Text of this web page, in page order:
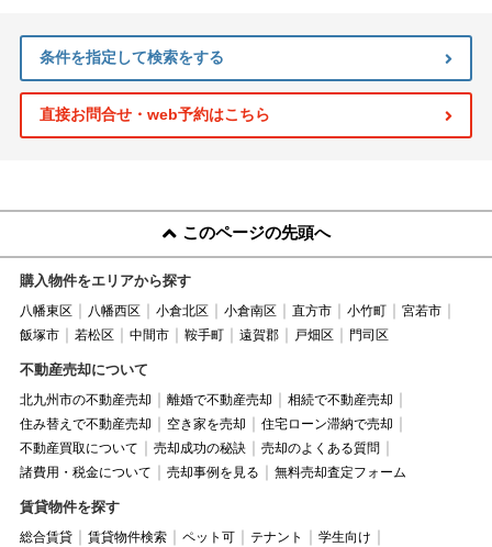
条件を指定して検索をする
直接お問合せ・web予約はこちら
このページの先頭へ
購入物件をエリアから探す
八幡東区 八幡西区 小倉北区 小倉南区 直方市 小竹町
宮若市
飯塚市
若松区 中間市 鞍手町 遠賀郡 戸畑区 門司区
不動産売却について
北九州市の不動産売却 離婚で不動産売却
相続で不動産売却
住み替えで不動産売却
空き家を売却
住宅ローン滞納で売却
不動産買取について
売却成功の秘訣
売却のよくある質問
諸費用・税金について
売却事例を見る 無料売却査定フォーム
賃貸物件を探す
総合賃貸 賃貸物件検索 ペット可 テナント
学生向け